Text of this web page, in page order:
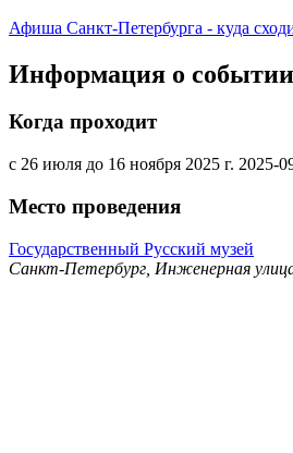
Афиша Санкт-Петербурга - куда
Информация о событии
Когда проходит
с 26 июля до 16 ноября 2025 г. 2025-
Место проведения
Государственный Русский музей
Санкт-Петербург, Инженерная